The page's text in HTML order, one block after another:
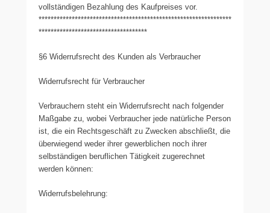
vollständigen Bezahlung des Kaufpreises vor.
****************************************************************
************************************
§6 Widerrufsrecht des Kunden als Verbraucher
Widerrufsrecht für Verbraucher
Verbrauchern steht ein Widerrufsrecht nach folgender
Maßgabe zu, wobei Verbraucher jede natürliche Person
ist, die ein Rechtsgeschäft zu Zwecken abschließt, die
überwiegend weder ihrer gewerblichen noch ihrer
selbständigen beruflichen Tätigkeit zugerechnet
werden können:
Widerrufsbelehrung: